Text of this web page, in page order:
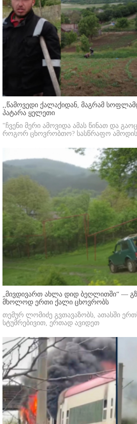
,,წამოვედი ქალაქიდან, მაგრამ
პატარა ყელეთი
"ჩვენი მერი ამოვიდა ამას წინათ და
როგორ ცხოვრობთო? სასწრაფო
„მივდივართ ახლა დიდ ბეღლითში“ —
მხოლოდ ერთი ქალი ცხოვრობს
თემურ ლომიძე გვთავაზობს, ათასში
სტუმრებივით, ერთად ავიდეთ